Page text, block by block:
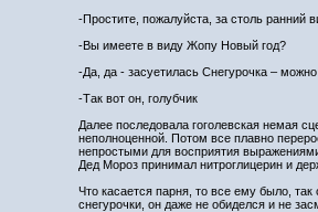
-Простите, пожалуйста, за столь ранний
-Вы имеете в виду Жопу Новый год?
-Да, да - засуетилась Снегурочка –
-Так вот он, голубчик
Далее последовала гоголевская немая
неполноценной. Потом все плавно
непростыми для восприятия
Дед Мороз принимал нитроглицерин и
Что касается парня, то все ему было,
снегурочки, он даже не обиделся и не